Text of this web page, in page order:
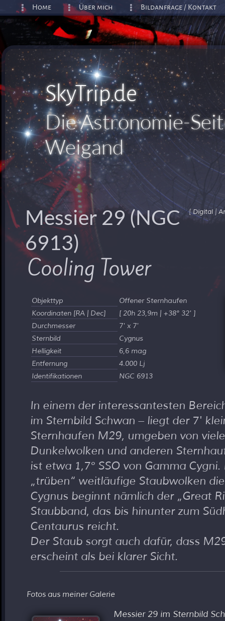
SkyTrip.de
Die Astronomie-
Weigand
[Digital |
Messier 29 (NGC
6913)
Cooling Tower
Objekttyp
Offener Sternhaufen
Koordinaten [RA | Dec]
[ 20h 23,9m | +38° 32' ]
Durchmesser
7' x 7'
Sternbild
Cygnus
Helligkeit
6,6 mag
Entfernung
4.000 Lj
Identifikationen
NGC 6913
In einem der interessantesten
im Sternbild Schwan – liegt der 7'
Sternhaufen M29, umgeben von
Dunkelwolken und anderen
ist etwa 1,7° SSO von Gamma
trüben
weitläufige Staubwolken
Cygnus beginnt nämlich der
Great
Staubband, das bis hinunter zum
Centaurus reicht.
Der Staub sorgt auch dafür, dass
erscheint als bei klarer Sicht.
Fotos aus meiner Galerie
Messier 29 im Sternbild
Home Über mich Bildanfrage / Kontakt